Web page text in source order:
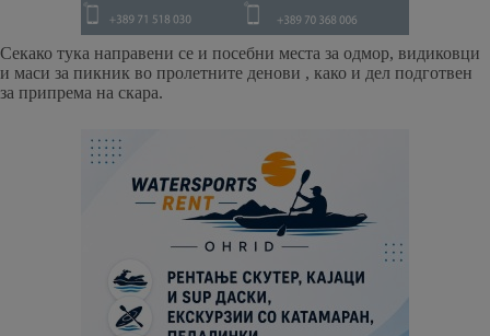
Секако тука направени се и посебни места за одмор, видиковци
и маси за пикник во пролетните денови , како и дел подготвен
за припрема на скара.